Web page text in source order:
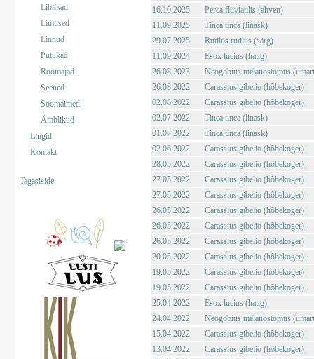
Liblikad
Limused
Linnud
Putukad
Roomajad
Seened
Soontaimed
Ämblikud
Lingid
Kontakt
Tagasiside
16.10 2025
Perca fluviatilis (ahven)
11.09 2025
Tinca tinca (linask)
29.07 2025
Rutilus rutilus (särg)
11.09 2024
Esox lucius (haug)
26.08 2023
Neogobius melanostomus
26.08 2022
Carassius gibelio (hõbekoger)
02.08 2022
Carassius gibelio (hõbekoger)
02.07 2022
Tinca tinca (linask)
01.07 2022
Tinca tinca (linask)
02.06 2022
Carassius gibelio (hõbekoger)
28.05 2022
Carassius gibelio (hõbekoger)
27.05 2022
Carassius gibelio (hõbekoger)
27.05 2022
Carassius gibelio (hõbekoger)
26.05 2022
Carassius gibelio (hõbekoger)
26.05 2022
Carassius gibelio (hõbekoger)
26.05 2022
Carassius gibelio (hõbekoger)
20.05 2022
Carassius gibelio (hõbekoger)
19.05 2022
Carassius gibelio (hõbekoger)
19.05 2022
Carassius gibelio (hõbekoger)
25.04 2022
Esox lucius (haug)
24.04 2022
Neogobius melanostomus
15.04 2022
Carassius gibelio (hõbekoger)
13.04 2022
Carassius gibelio (hõbekoger)